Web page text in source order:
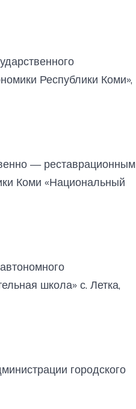
Республики Коми»,
— реставрационным
Коми «Национальный
школа» с. Летка,
городского